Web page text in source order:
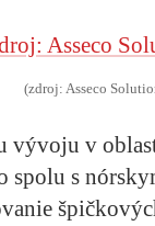
(zdroj: Asseco
vývoju v
spolu s